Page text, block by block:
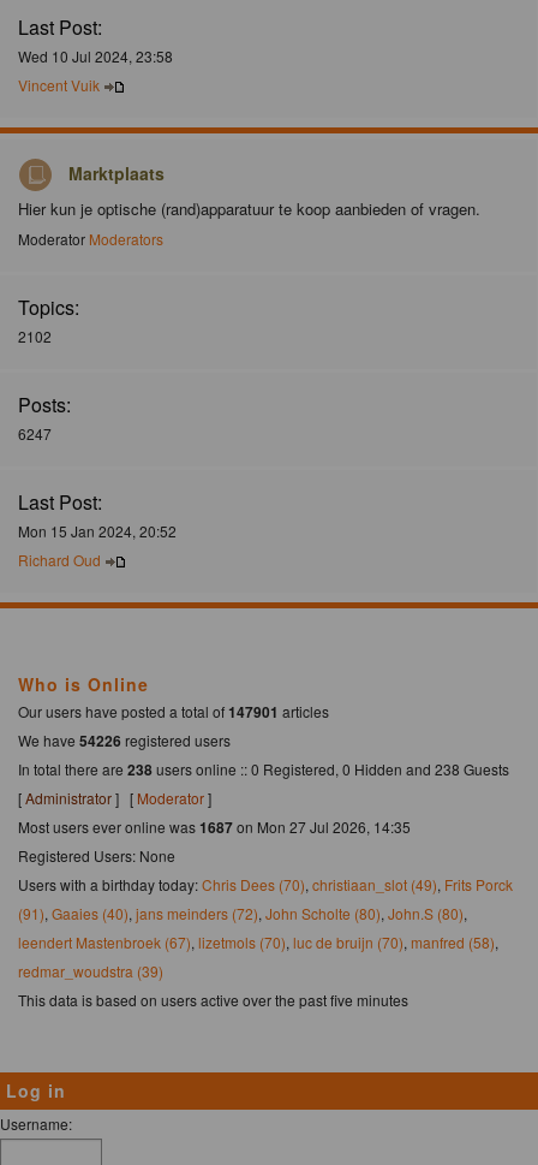
Last Post:
Wed 10 Jul 2024, 23:58
Vincent Vuik
Marktplaats
Hier kun je optische (rand)apparatuur te koop aanbieden of vragen.
Moderator Moderators
Topics:
2102
Posts:
6247
Last Post:
Mon 15 Jan 2024, 20:52
Richard Oud
Who is Online
Our users have posted a total of147901 articles
We have 54226 registered users
In total there are 238users online :: 0 Registered, 0 Hidden and 238 Guests
[Administrator] [ Moderator]
Most users ever online was1687on Mon 27 Jul 2026, 14:35
Registered Users: None
Users with a birthday today:Chris Dees (70), christiaan_slot (49), Frits Porck
(91), Gaaies (40), jans meinders (72), John Scholte (80), John.S (80),
leendert Mastenbroek (67), lizetmols (70), luc de bruijn (70), manfred (58),
redmar_woudstra (39)
This data is based on users active over the past five minutes
Log in
Username: